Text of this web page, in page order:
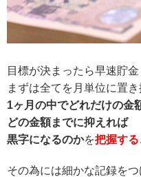
目標が決まったら早速貯金
まずは全てを月単位に置き
1ヶ月の中でどれだけの金
どの金額までに抑えれば
黒字になるのかを把握する
その為には細かな記録をつ